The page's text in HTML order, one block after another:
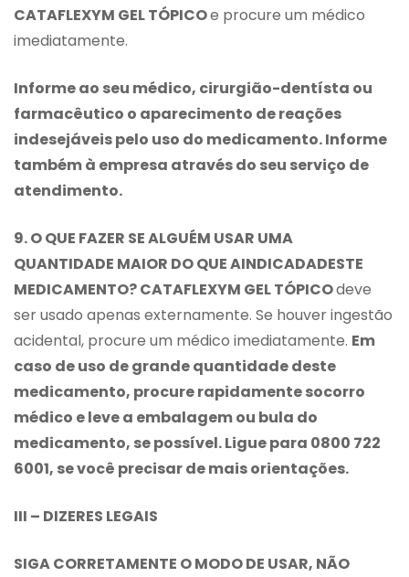
CATAFLEXYM GEL TÓPICOe procure um médico
imediatamente.
Informe ao seu médico, cirurgião-dentísta ou
farmacêutico o aparecimento de reações
indesejáveis pelo uso do medicamento. Informe
também à empresa através do seu serviço de
atendimento.
9. O QUE FAZER SE ALGUÉM USAR UMA
QUANTIDADE MAIOR DO QUE AINDICADADESTE
MEDICAMENTO? CATAFLEXYM GEL TÓPICOdeve
ser usado apenas externamente. Se houver ingestão
acidental, procure um médico imediatamente. Em
caso de uso de grande quantidade deste
medicamento, procure rapidamente socorro
médico e leve a embalagem ou bula do
medicamento, se possível. Ligue para 0800 722
6001, se você precisar de mais orientações.
III – DIZERES LEGAIS
SIGA CORRETAMENTE O MODO DE USAR, NÃO